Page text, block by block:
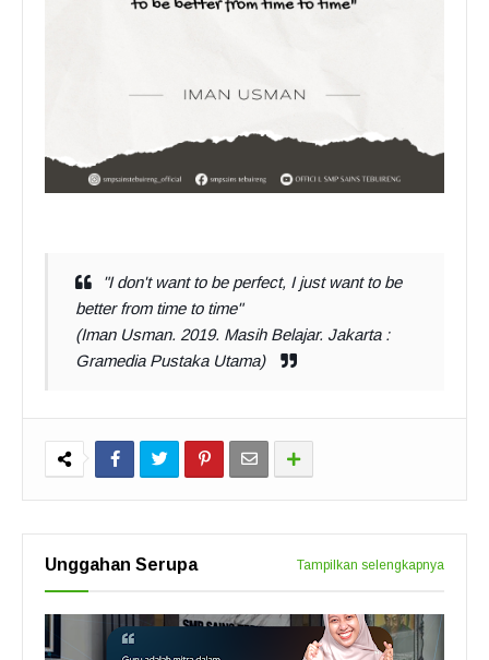
"I don't want to be perfect, I just want to be
better from time to time"
(Iman Usman. 2019. Masih Belajar. Jakarta :
Gramedia Pustaka Utama)
Unggahan Serupa Tampilkan selengkapnya